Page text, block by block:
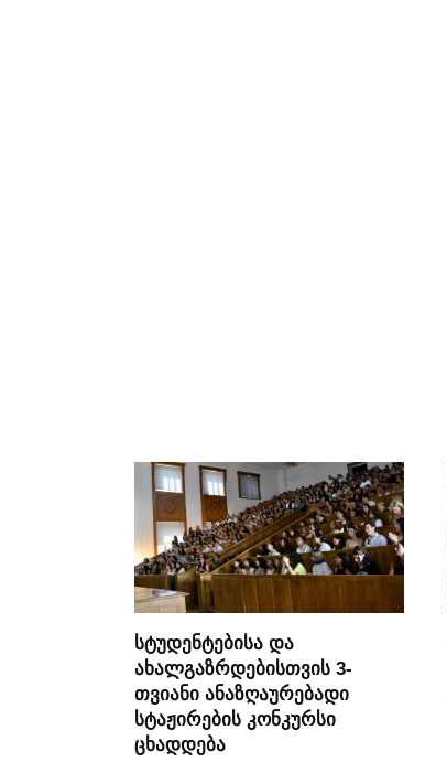
სტუდენტებისა და
ახალგაზრდებისთვის 3-
თვიანი ანაზღაურებადი
სტაჟირების კონკურსი
ცხადდება